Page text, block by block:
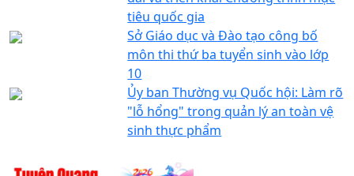
tiêu quốc gia
Sở Giáo dục và Đào tạo công bố
môn thi thứ ba tuyển sinh vào lớp
10
Ủy ban Thường vụ Quốc hội: Làm rõ
"lỗ hổng" trong quản lý an toàn vệ
sinh thực phẩm